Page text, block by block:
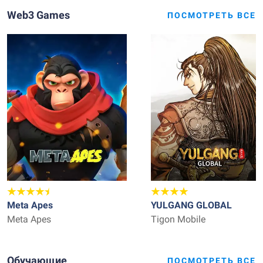
Web3 Games ПОСМОТРЕТЬ ВСЕ
Meta Apes
Meta Apes
YULGANG GLOBAL
Tigon Mobile
Обучающие ПОСМОТРЕТЬ ВСЕ